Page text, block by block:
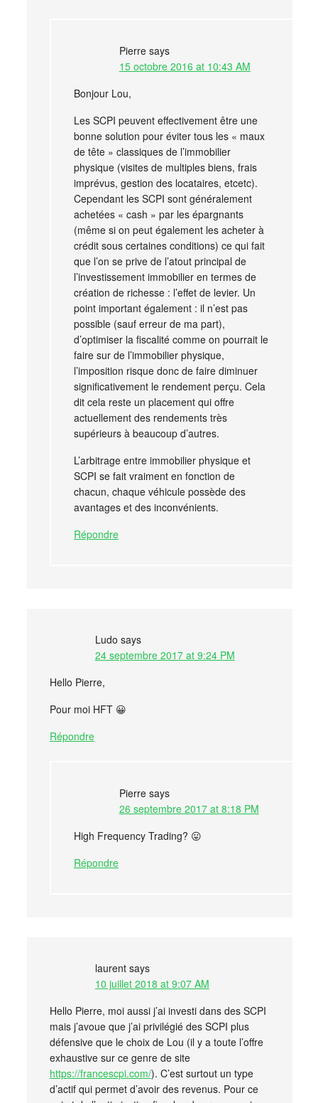
Pierre says
15 octobre 2016 at 10:43 AM
Bonjour Lou,
Les SCPI peuvent effectivement être une
bonne solution pour éviter tous les « maux
de tête » classiques de l’immobilier
physique (visites de multiples biens, frais
imprévus, gestion des locataires, etcetc).
Cependant les SCPI sont généralement
achetées « cash » par les épargnants
(même si on peut également les acheter à
crédit sous certaines conditions) ce qui fait
que l’on se prive de l’atout principal de
l’investissement immobilier en termes de
création de richesse : l’effet de levier. Un
point important également : il n’est pas
possible (sauf erreur de ma part),
d’optimiser la fiscalité comme on pourrait le
faire sur de l’immobilier physique,
l’imposition risque donc de faire diminuer
significativement le rendement perçu. Cela
dit cela reste un placement qui offre
actuellement des rendements très
supérieurs à beaucoup d’autres.
L’arbitrage entre immobilier physique et
SCPI se fait vraiment en fonction de
chacun, chaque véhicule possède des
avantages et des inconvénients.
Répondre
Ludo says
24 septembre 2017 at 9:24 PM
Hello Pierre,
Pour moi HFT 😀
Répondre
Pierre says
26 septembre 2017 at 8:18 PM
High Frequency Trading? 😛
Répondre
laurent says
10 juillet 2018 at 9:07 AM
Hello Pierre, moi aussi j’ai investi dans des SCPI
mais j’avoue que j’ai privilégié des SCPI plus
défensive que le choix de Lou (il y a toute l’offre
exhaustive sur ce genre de site
https://francescpi.com/). C’est surtout un type
d’actif qui permet d’avoir des revenus. Pour ce